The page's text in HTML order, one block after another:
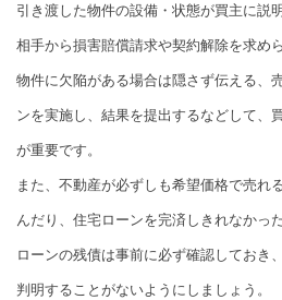
引き渡した物件の設備・状態が買主に説
相手から損害賠償請求や契約解除を求め
物件に欠陥がある場合は隠さず伝える、
ンを実施し、結果を提出するなどして、
が重要です。
また、不動産が必ずしも希望価格で売れ
んだり、住宅ローンを完済しきれなかっ
ローンの残債は事前に必ず確認しておき
判明することがないようにしましょう。